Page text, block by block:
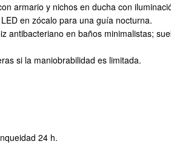
armario y nichos en ducha con
en zócalo para una guía nocturna.
antibacteriano en baños minimalistas;
si la maniobrabilidad es limitada.
24 h.